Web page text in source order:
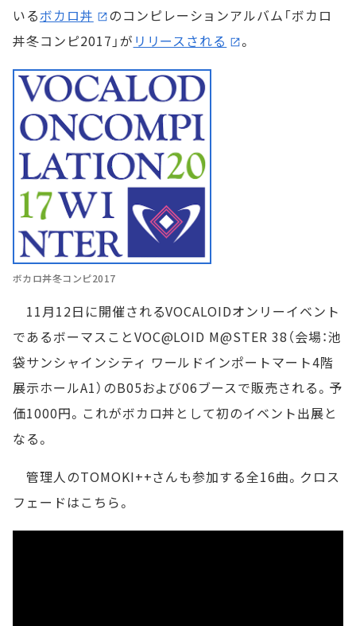
いるボカロ丼
のコンピレーションアルバム「ボカロ
丼冬コンピ2017」が リリースされる 。
ボカロ丼冬コンピ2017
11月12日に開催されるVOCALOIDオンリーイベント
であるボーマスことVOC@LOID M@STER 38（会場：池
袋サンシャインシティ ワールドインポートマート4階
展示ホールA1）のB05および06ブースで販売される。予
価1000円。これがボカロ丼として初のイベント出展と
なる。
管理人のTOMOKI++さんも参加する全16曲。クロス
フェードはこちら。